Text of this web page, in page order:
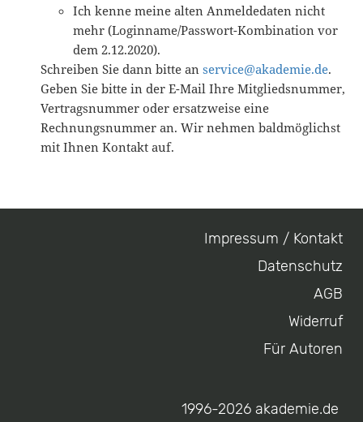
Ich kenne meine alten Anmeldedaten nicht
mehr (Loginname/Passwort-Kombination vor
dem 2.12.2020).
Schreiben Sie dann bitte an service@akademie.de.
Geben Sie bitte in der E-Mail Ihre Mitgliedsnummer,
Vertragsnummer oder ersatzweise eine
Rechnungsnummer an. Wir nehmen baldmöglichst
mit Ihnen Kontakt auf.
Impressum / Kontakt
Datenschutz
AGB
Widerruf
Für Autoren
1996-2026 akademie.de